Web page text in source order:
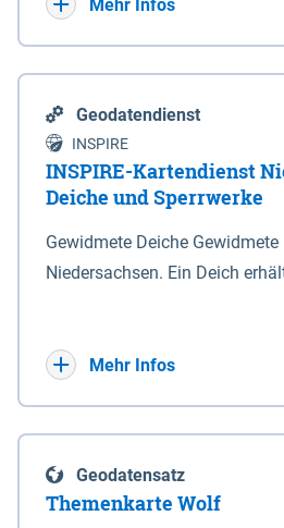
Mehr Infos
Geodatendienst
INSPIRE
INSPIRE-Kartendienst
Deiche und Sperrwerke
Gewidmete Deiche Gewidmete
Niedersachsen. Ein Deich
Deichbehörde durch
enthalten. Sperrwerke Sperrwerke sind Bauwerke
mit Sperrvorrichtungen in
Mehr Infos
Geodatensatz
Themenkarte Wolf